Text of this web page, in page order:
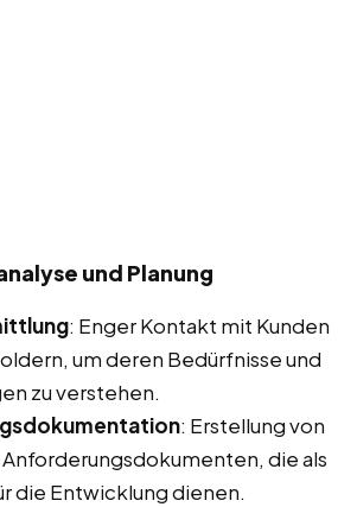
und Planung
: Enger Kontakt mit Kunden
um deren Bedürfnisse und
zu verstehen.
: Erstellung von
die als
die Entwicklung dienen.